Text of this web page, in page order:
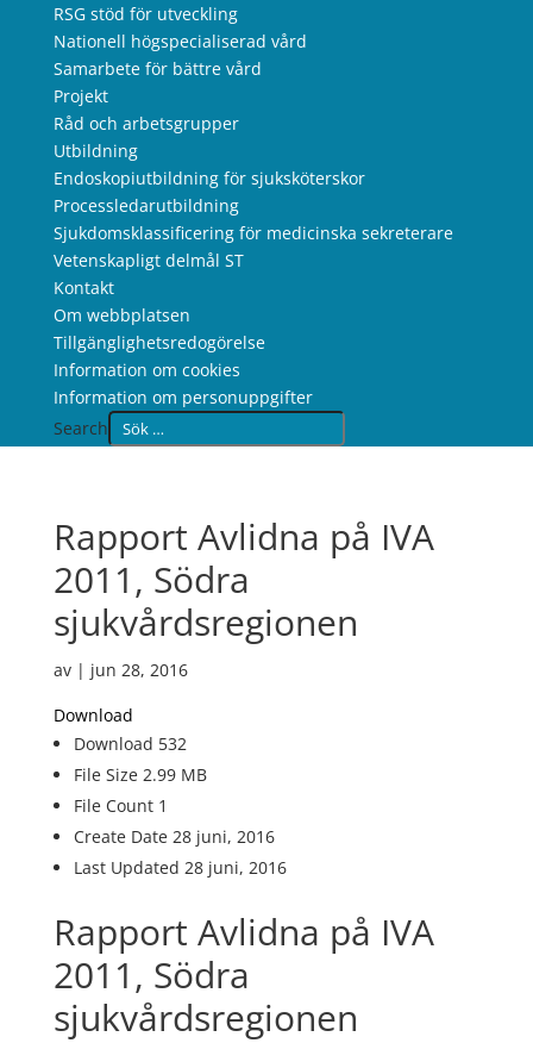
RSG stöd för utveckling
Nationell högspecialiserad vård
Samarbete för bättre vård
Projekt
Råd och arbetsgrupper
Utbildning
Endoskopiutbildning för sjuksköterskor
Processledarutbildning
Sjukdomsklassificering för medicinska sekreterare
Vetenskapligt delmål ST
Kontakt
Om webbplatsen
Tillgänglighetsredogörelse
Information om cookies
Information om personuppgifter
Search
Rapport Avlidna på IVA
2011, Södra
sjukvårdsregionen
av | jun 28, 2016
Download
Download 532
File Size 2.99 MB
File Count 1
Create Date 28 juni, 2016
Last Updated 28 juni, 2016
Rapport Avlidna på IVA
2011, Södra
sjukvårdsregionen